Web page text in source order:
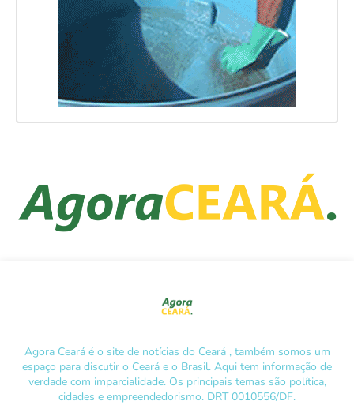
Agora Ceará é o site de notícias do Ceará , também somos um
espaço para discutir o Ceará e o Brasil. Aqui tem informação de
verdade com imparcialidade. Os principais temas são política,
cidades e empreendedorismo. DRT 0010556/DF.